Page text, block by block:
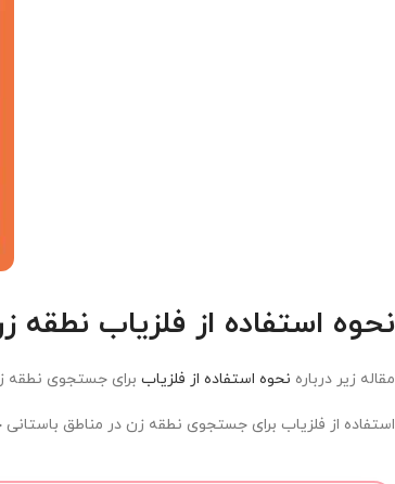
نحوه استفاده از فلزیاب نطقه
مقاله زیر درباره نحوه استفاده از فلزیاب برای جستجوی نطقه
استفاده از فلزیاب برای جستجوی نطقه زن در مناطق